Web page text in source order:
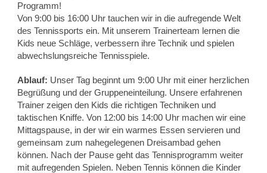
Programm!
Von 9:00 bis 16:00 Uhr tauchen wir in die aufregende Welt
des Tennissports ein. Mit unserem Trainerteam lernen die
Kids neue Schläge, verbessern ihre Technik und spielen
abwechslungsreiche Tennisspiele.
Ablauf: Unser Tag beginnt um 9:00 Uhr mit einer herzlichen
Begrüßung und der Gruppeneinteilung. Unsere erfahrenen
Trainer zeigen den Kids die richtigen Techniken und
taktischen Kniffe. Von 12:00 bis 14:00 Uhr machen wir eine
Mittagspause, in der wir ein warmes Essen servieren und
gemeinsam zum nahegelegenen Dreisambad gehen
können. Nach der Pause geht das Tennisprogramm weiter
mit aufregenden Spielen. Neben Tennis können die Kinder